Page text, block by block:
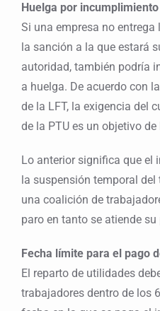
Huelga por incumplimiento
Si una empresa no
la sanción a la que estará
autoridad, también podría
a huelga. De acuerdo con
de la LFT, la exigencia del
de la PTU es un objetivo de
Lo anterior significa que el
la suspensión temporal
una coalición de
paro en tanto se atiende su
Fecha límite para el pago
El reparto de utilidades
trabajadores dentro de los